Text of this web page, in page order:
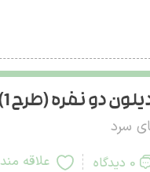
دو نفره (طرح 1)
سرد
0 دیدگاه علاقه